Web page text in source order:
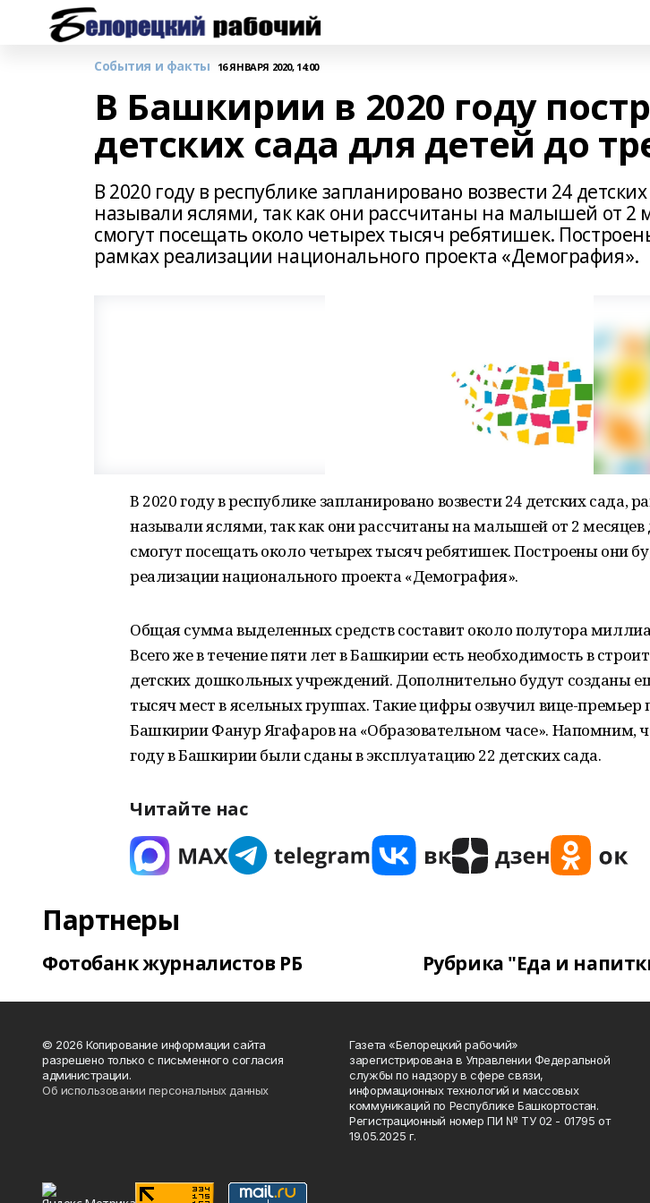
События и факты 16 ЯНВАРЯ 2020, 14:00
В Башкирии в 2020 году
детских сада для детей до
В 2020 году в республике запланировано возвести 24
называли яслями, так как они рассчитаны на малышей от 2
смогут посещать около четырех тысяч ребятишек.
рамках реализации национального проекта «Демография».
В 2020 году в республике запланировано возвести 24 детских сада,
называли яслями, так как они рассчитаны на малышей от 2 месяцев
смогут посещать около четырех тысяч ребятишек. Построены они
реализации национального проекта «Демография».
Общая сумма выделенных средств составит около полутора
Всего же в течение пяти лет в Башкирии есть необходимость в
детских дошкольных учреждений. Дополнительно будут созданы
тысяч мест в ясельных группах. Такие цифры озвучил вице-премьер
Башкирии Фанур Ягафаров на «Образовательном часе». Напомним,
году в Башкирии были сданы в эксплуатацию 22 детских сада.
Читайте нас
Партнеры
Фотобанк журналистов РБ Рубрика "Еда и
© 2026 Копирование информации сайта
разрешено только с письменного согласия
администрации.
Об использовании персональных данных
Газета «Белорецкий рабочий»
зарегистрирована в Управлении Федеральной
службы по надзору в сфере связи,
информационных технологий и массовых
коммуникаций по Республике Башкортостан.
Регистрационный номер ПИ № ТУ 02 - 01795 от
19.05.2025 г.